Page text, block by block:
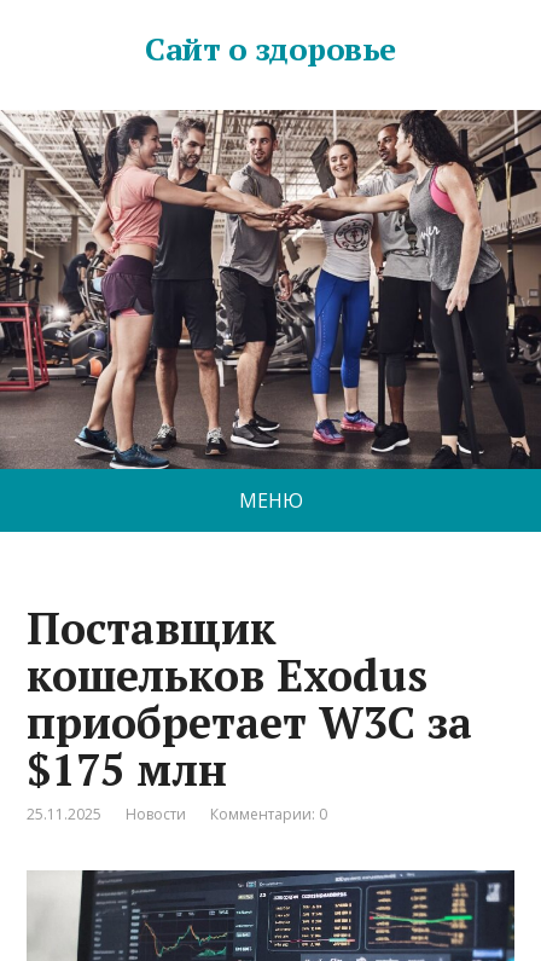
Сайт о здоровье
МЕНЮ
Поставщик
кошельков Exodus
приобретает W3C за
$175 млн
25.11.2025 Новости Комментарии: 0